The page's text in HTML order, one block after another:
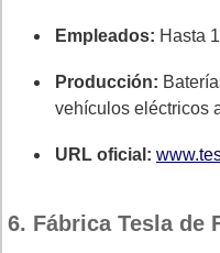
Empleados: Hasta
Producción:
vehículos eléctricos
URL oficial:
6. Fábrica Tesla de